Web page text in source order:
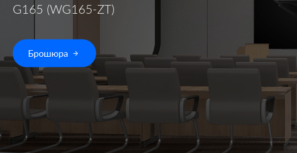
G165 (WG165-ZT)
Брошюра